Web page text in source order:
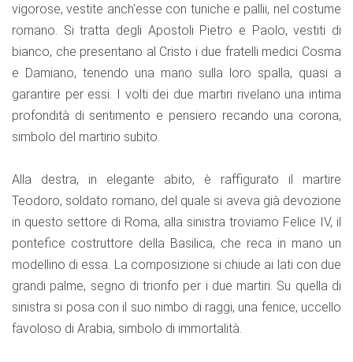
vigorose, vestite anch'esse con tuniche e pallii, nel costume
romano. Si tratta degli Apostoli Pietro e Paolo, vestiti di
bianco, che presentano al Cristo i due fratelli medici Cosma
e Damiano, tenendo una mano sulla loro spalla, quasi a
garantire per essi. I volti dei due martiri rivelano una intima
profondità di sentimento e pensiero recando una corona,
simbolo del martirio subito.
Alla destra, in elegante abito, è raffigurato il martire
Teodoro, soldato romano, del quale si aveva già devozione
in questo settore di Roma, alla sinistra troviamo Felice IV, il
pontefice costruttore della Basilica, che reca in mano un
modellino di essa. La composizione si chiude ai lati con due
grandi palme, segno di trionfo per i due martiri. Su quella di
sinistra si posa con il suo nimbo di raggi, una fenice, uccello
favoloso di Arabia, simbolo di immortalità.